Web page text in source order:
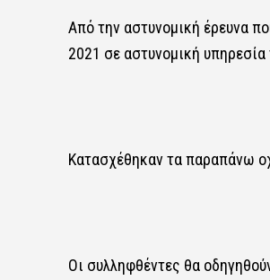
Από την αστυνομική έρευνα
2021 σε αστυνομική
Κατασχέθηκαν τα παραπάνω
Οι συλληφθέντες θα